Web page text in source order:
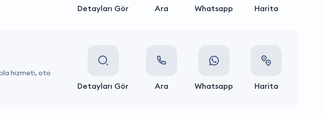
Detayları Gör Ara Whatsapp Harita
hizmeti, oto
Detayları Gör Ara Whatsapp Harita